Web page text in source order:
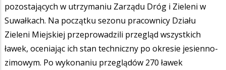
pozostających w utrzymaniu Zarządu Dróg i Zieleni w
Suwałkach. Na początku sezonu pracownicy Działu
Zieleni Miejskiej przeprowadzili przegląd wszystkich
ławek, oceniając ich stan techniczny po okresie jesienno-
zimowym. Po wykonaniu przeglądów 270 ławek